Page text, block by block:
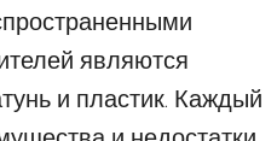
являются
и пластик. Каждый